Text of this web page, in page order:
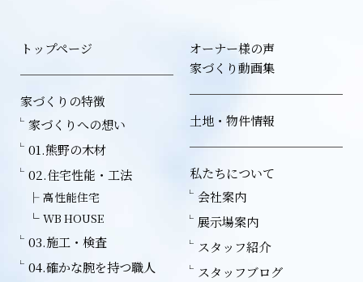
トップページ
家づくりの特徴
家づくりへの想い
01.熊野の木材
02.住宅性能・工法
高性能住宅
WB HOUSE
03.施工・検査
04.確かな腕を持つ職人
オーナー様の声
家づくり動画集
土地・物件情報
私たちについて
会社案内
展示場案内
スタッフ紹介
スタッフブログ